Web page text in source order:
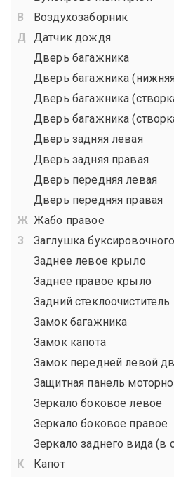
Воздухозаборник
Датчик дождя
Дверь багажника
Дверь багажника
Дверь багажника
Дверь багажника
Дверь задняя левая
Дверь задняя правая
Дверь передняя левая
Дверь передняя правая
Жабо правое
Заглушка
Заднее левое крыло
Заднее правое крыло
Задний стеклоочиститель
Замок багажника
Замок капота
Замок передней левой
Защитная панель
Зеркало боковое левое
Зеркало боковое правое
Зеркало заднего вида (в
Капот